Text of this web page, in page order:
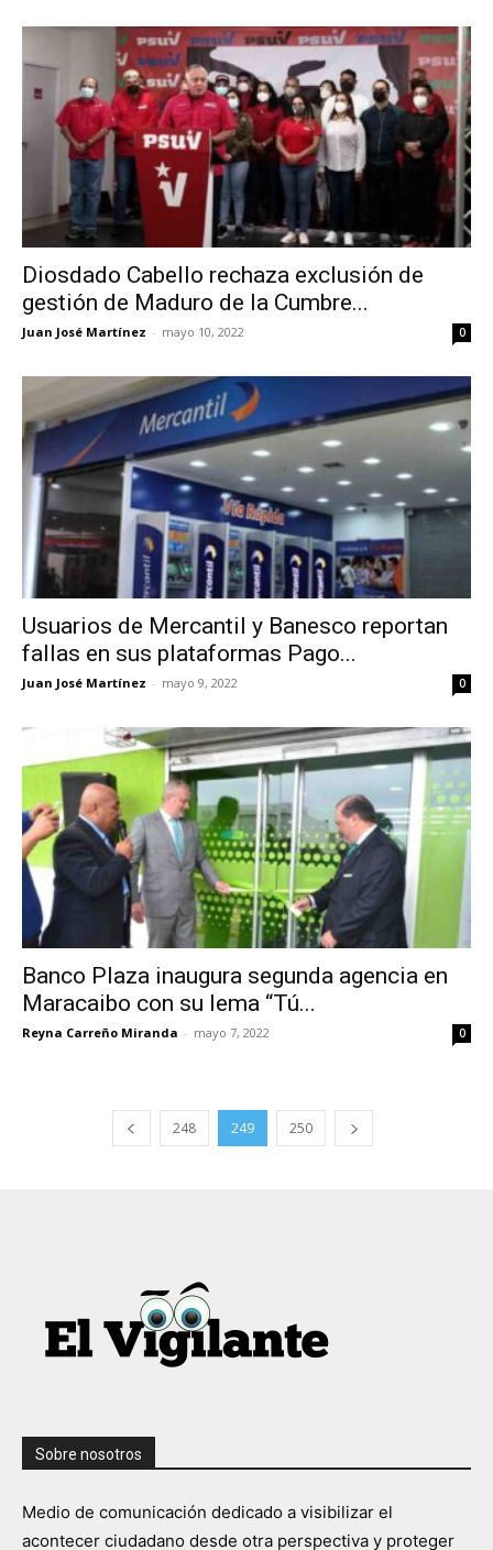
Diosdado Cabello rechaza exclusión de
gestión de Maduro de la Cumbre...
Juan José Martínez - mayo 10, 2022 0
Usuarios de Mercantil y Banesco reportan
fallas en sus plataformas Pago...
Juan José Martínez - mayo 9, 2022 0
Banco Plaza inaugura segunda agencia en
Maracaibo con su lema “Tú...
Reyna Carreño Miranda - mayo 7, 2022 0
248 249 250
Sobre nosotros
Medio de comunicación dedicado a visibilizar el
acontecer ciudadano desde otra perspectiva y proteger